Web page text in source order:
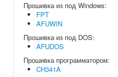
Прошивка из под Windows:
FPT
AFUWIN
Прошивка из под DOS:
AFUDOS
Прошивка программатором:
CH341A